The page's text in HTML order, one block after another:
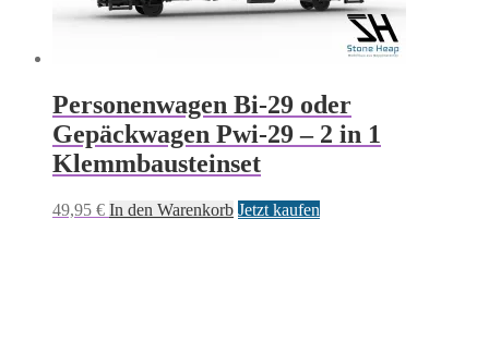
Personenwagen Bi-29 oder
Gepäckwagen Pwi-29 – 2 in 1
Klemmbausteinset
49,95 € In den Warenkorb Jetzt kaufen